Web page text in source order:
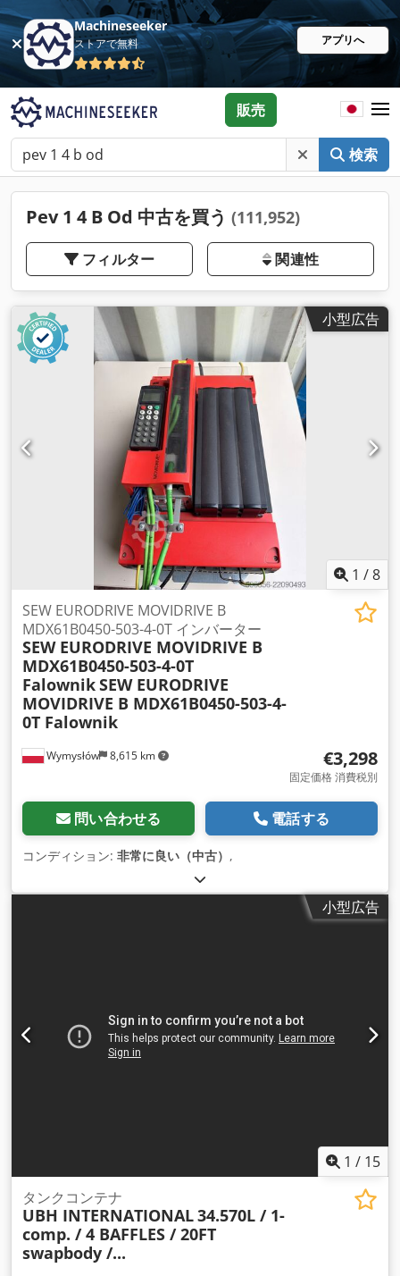
Machineseeker
ストアで無料 アプリへ
検索
販売
Pev 1 4 B Od 中古を買う (111,952)
フィルター 関連性
小型広告
1 /8
Wymysłów 8,615 km
SEW EURODRIVE MOVIDRIVE B
MDX61B0450-503-4-0T インバーター
SEW EURODRIVE MOVIDRIVE B
MDX61B0450-503-4-0T
FalownikSEW EURODRIVE
MOVIDRIVE B MDX61B0450-503-4-
0T Falownik
€3,298
固定価格 消費税別
問い合わせる 電話する
コンディション: 非常に良い（中古） ,
小型広告
1 / 15
タンクコンテナ
UBH INTERNATIONAL34.570L / 1-
comp. / 4 BAFFLES / 20FT
swapbody /...